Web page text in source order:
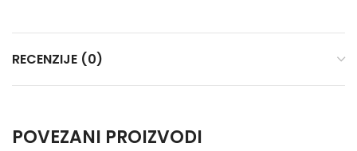
RECENZIJE (0)
POVEZANI PROIZVODI